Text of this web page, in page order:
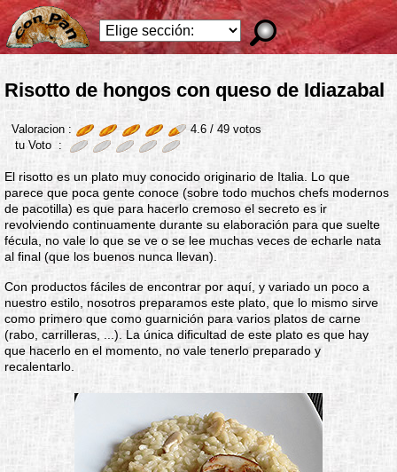
Risotto de hongos con queso de Idiazabal
Valoracion : 4.6 /49 votos
tu Voto :
El risotto es un plato muy conocido originario de Italia. Lo que
parece que poca gente conoce (sobre todo muchos chefs modernos
de pacotilla) es que para hacerlo cremoso el secreto es ir
revolviendo continuamente durante su elaboración para que suelte
fécula, no vale lo que se ve o se lee muchas veces de echarle nata
al final (que los buenos nunca llevan).
Con productos fáciles de encontrar por aquí, y variado un poco a
nuestro estilo, nosotros preparamos este plato, que lo mismo sirve
como primero que como guarnición para varios platos de carne
(rabo, carrilleras, ...). La única dificultad de este plato es que hay
que hacerlo en el momento, no vale tenerlo preparado y
recalentarlo.